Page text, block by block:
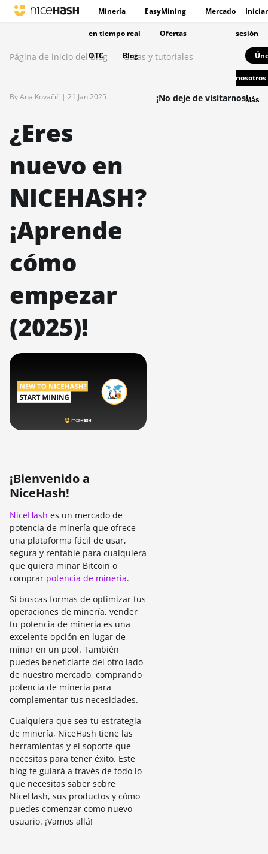
Minería EasyMining Mercado
en tiempo real Ofertas
OTC Blog
Iniciar
sesión
nosotros
Más
Página de inicio del blog Guías y tutoriales
By Ana Kovačič | 21 Jan 2025
¿Eres
nuevo en
NICEHASH?
¡Aprende
cómo
empezar
(2025)!
¡Bienvenido a
NiceHash!
NiceHash es un mercado de
potencia de minería que ofrece
una plataforma fácil de usar,
segura y rentable para cualquiera
que quiera minar Bitcoin o
comprar potencia de minería.
Si buscas formas de optimizar tus
operaciones de minería, vender
tu potencia de minería es una
excelente opción en lugar de
minar en un pool. También
puedes beneficiarte del otro lado
de nuestro mercado, comprando
potencia de minería para
complementar tus necesidades.
Cualquiera que sea tu estrategia
de minería, NiceHash tiene las
herramientas y el soporte que
necesitas para tener éxito. Este
blog te guiará a través de todo lo
que necesitas saber sobre
NiceHash, sus productos y cómo
puedes comenzar como nuevo
usuario. ¡Vamos allá!
¡No deje de visitarnos!